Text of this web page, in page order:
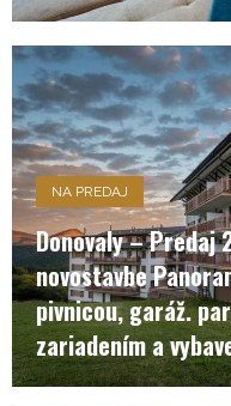
NA PREDAJ
Donovaly – Predaj
novostavbe
pivnicou, garáž.
zariadením a